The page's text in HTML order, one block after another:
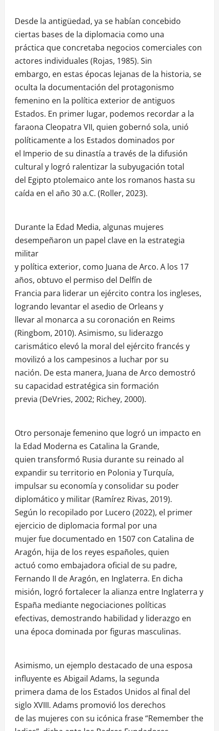
Desde la antigüedad, ya se habían concebido
ciertas bases de la diplomacia como una
práctica que concretaba negocios comerciales con
actores individuales (Rojas, 1985). Sin
embargo, en estas épocas lejanas de la historia, se
oculta la documentación del protagonismo
femenino en la política exterior de antiguos
Estados. En primer lugar, podemos recordar a la
faraona Cleopatra VII, quien gobernó sola, unió
políticamente a los Estados dominados por
el Imperio de su dinastía a través de la difusión
cultural y logró ralentizar la subyugación total
del Egipto ptolemaico ante los romanos hasta su
caída en el año 30 a.C. (Roller, 2023).
Durante la Edad Media, algunas mujeres
desempeñaron un papel clave en la estrategia
militar
y política exterior, como Juana de Arco. A los 17
años, obtuvo el permiso del Delfín de
Francia para liderar un ejército contra los ingleses,
logrando levantar el asedio de Orleans y
llevar al monarca a su coronación en Reims
(Ringbom, 2010). Asimismo, su liderazgo
carismático elevó la moral del ejército francés y
movilizó a los campesinos a luchar por su
nación. De esta manera, Juana de Arco demostró
su capacidad estratégica sin formación
previa (DeVries, 2002; Richey, 2000).
Otro personaje femenino que logró un impacto en
la Edad Moderna es Catalina la Grande,
quien transformó Rusia durante su reinado al
expandir su territorio en Polonia y Turquía,
impulsar su economía y consolidar su poder
diplomático y militar (Ramírez Rivas, 2019).
Según lo recopilado por Lucero (2022), el primer
ejercicio de diplomacia formal por una
mujer fue documentado en 1507 con Catalina de
Aragón, hija de los reyes españoles, quien
actuó como embajadora oficial de su padre,
Fernando II de Aragón, en Inglaterra. En dicha
misión, logró fortalecer la alianza entre Inglaterra y
España mediante negociaciones políticas
efectivas, demostrando habilidad y liderazgo en
una época dominada por figuras masculinas.
Asimismo, un ejemplo destacado de una esposa
influyente es Abigail Adams, la segunda
primera dama de los Estados Unidos al final del
siglo XVIII. Adams promovió los derechos
de las mujeres con su icónica frase “Remember the